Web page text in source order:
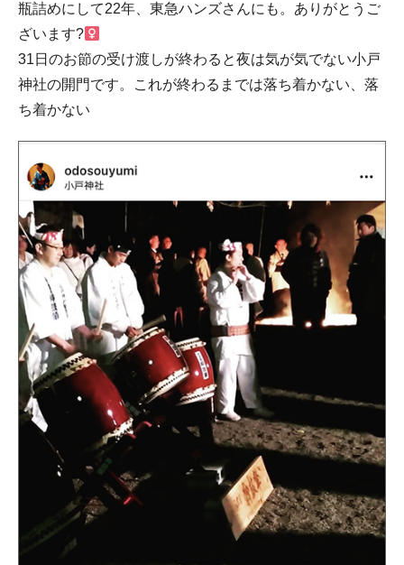
瓶詰めにして22年、東急ハンズさんにも。ありがとうご
ざいます?‍
31日のお節の受け渡しが終わると夜は気が気でない小戸
神社の開門です。これが終わるまでは落ち着かない、落
ち着かない